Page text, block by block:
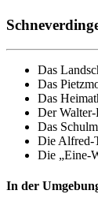
Das
Das
Das
Der Walter-
Das
Die Alfred-
Die „Eine-
In der